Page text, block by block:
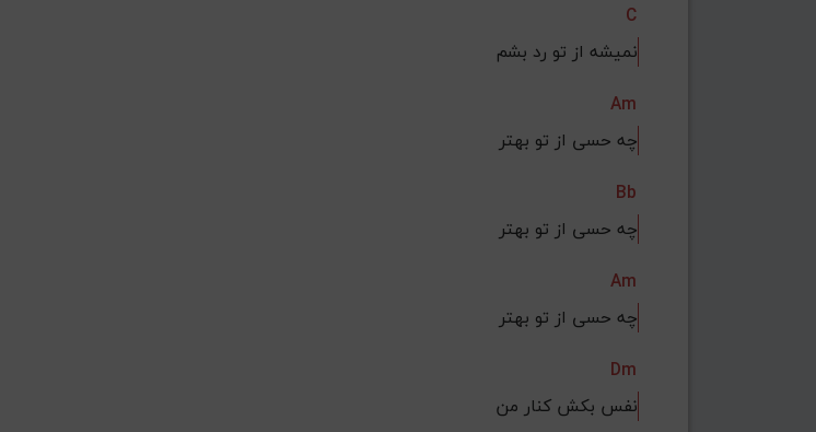
C
نمیشه از تو رد بشم
Am
چه حسی از تو بهتر
Bb
چه حسی از تو بهتر
Am
چه حسی از تو بهتر
Dm
نفس بکش کنار من